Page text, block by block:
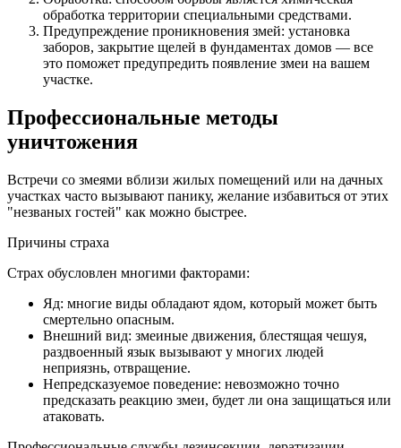
обработка территории специальными средствами.
Предупреждение проникновения змей: установка
заборов, закрытие щелей в фундаментах домов — все
это поможет предупредить появление змеи на вашем
участке.
Профессиональные методы
уничтожения
Встречи со змеями вблизи жилых помещений или на дачных
участках часто вызывают панику, желание избавиться от этих
"незваных гостей" как можно быстрее.
Причины страха
Страх обусловлен многими факторами:
Яд: многие виды обладают ядом, который может быть
смертельно опасным.
Внешний вид: змеиные движения, блестящая чешуя,
раздвоенный язык вызывают у многих людей
неприязнь, отвращение.
Непредсказуемое поведение: невозможно точно
предсказать реакцию змеи, будет ли она защищаться или
атаковать.